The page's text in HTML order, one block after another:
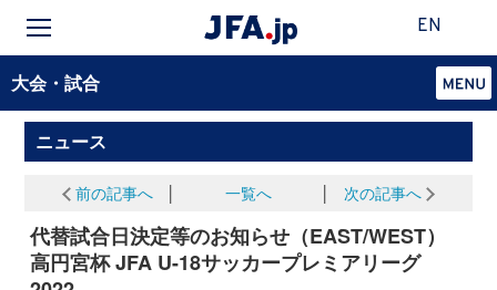
EN
大会・試合
ニュース
前の記事へ 一覧へ 次の記事へ
代替試合日決定等のお知らせ（EAST/WEST）
高円宮杯 JFA U-18サッカープレミアリーグ